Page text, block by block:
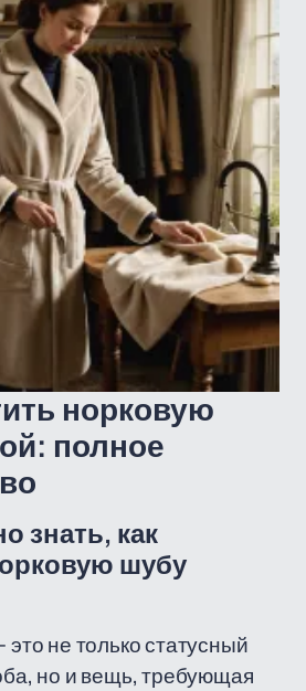
норковую
полное
знать, как
шубу
не только статусный
но и вещь, требующая